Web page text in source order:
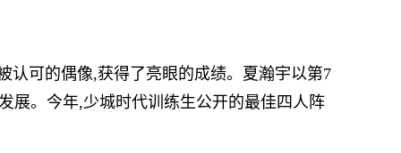
可的偶像,获得了亮眼的成绩。夏瀚宇以第7
展。今年,少城时代训练生公开的最佳四人阵